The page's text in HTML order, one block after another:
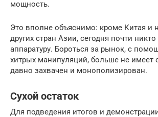
мощность.
Это вполне объяснимо: кроме Китая и
других стран Азии, сегодня почти
аппаратуру. Бороться за рынок, с
хитрых манипуляций, больше не
давно захвачен и монополизирован.
Сухой остаток
Для подведения итогов и